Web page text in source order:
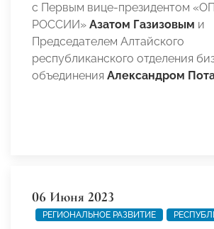
с Первым вице-президентом
РОССИИ» Азатом Газизовым и
Председателем Алтайского
республиканского отделения
объединения Александром
06 Июня 2023
РЕГИОНАЛЬНОЕ РАЗВИТИЕ